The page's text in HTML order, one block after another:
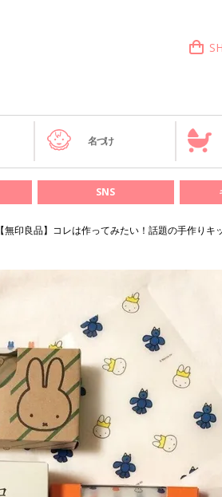
名づけ
SNS
【無印良品】コレは作ってみたい！話題の手作りキ